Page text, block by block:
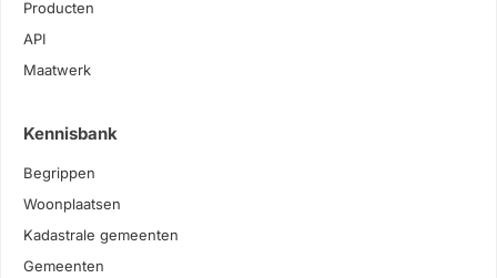
Producten
API
Maatwerk
Kennisbank
Begrippen
Woonplaatsen
Kadastrale gemeenten
Gemeenten